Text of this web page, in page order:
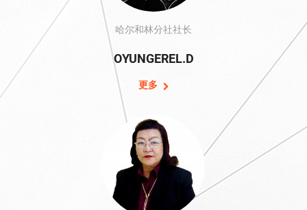
哈尔和林分社社长
OYUNGEREL.D
更多